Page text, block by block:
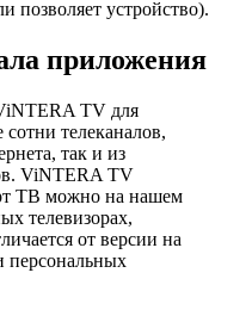
позволяет устройство).
приложения
TV для
телеканалов,
так и из
ViNTERA TV
ТВ можно на нашем
телевизорах,
от версии на
персональных